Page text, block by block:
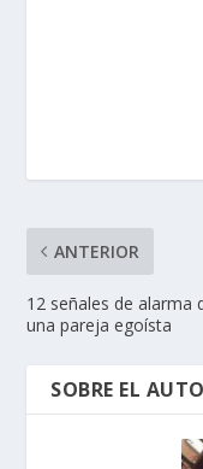
ANTERIOR
12 señales de alarma
una pareja egoísta
SOBRE EL